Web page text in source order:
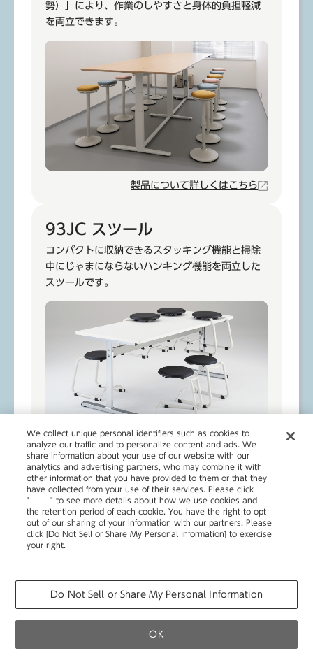
勢）」により、作業のしやすさと身体的負担軽減
を両立できます。
製品について詳しくはこちら
93JC スツール
コンパクトに収納できるスタッキング機能と掃除
中にじゃまにならないハンキング機能を両立した
スツールです。
更衣室に使いやすさと清
潔感を
We collect unique personal identifiers such as cookies to
analyze our traffic and to personalize content and ads. We
share information about your use of our website with our
analytics and advertising partners, who may combine it with
other information that you have provided to them or that they
have collected from your use of their services. Please click
"
here" to see more details about how we use cookies and
the retention period of each cookie. You have the right to opt
out of our sharing of your information with our partners. Please
click [Do Not Sell or Share My Personal Information] to exercise
your right.
Do Not Sell or Share My Personal Information
OK